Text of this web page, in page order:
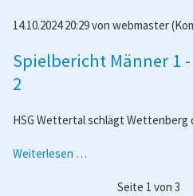
1
Griedel
14.10.2024 20:29von webmaster
Spielbericht Männer 1
2
HSG Wettertal schlägt Wettenberg
Weiterlesen …
Seite 1 von 3